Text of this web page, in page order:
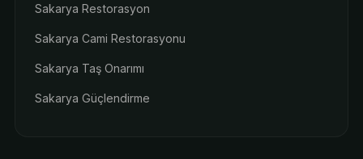
Sakarya Restorasyon
Sakarya Cami Restorasyonu
Sakarya Taş Onarımı
Sakarya Güçlendirme